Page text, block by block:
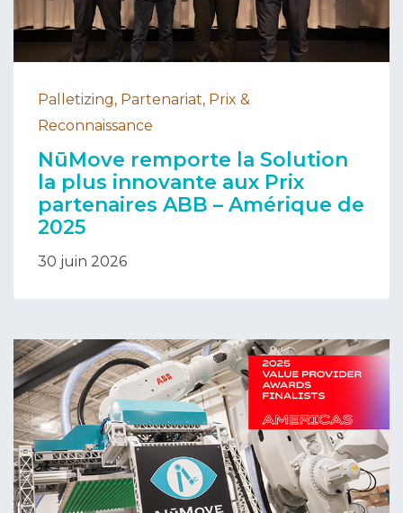
Palletizing, Partenariat, Prix &
Reconnaissance
NūMove remporte la Solution
la plus innovante aux Prix
partenaires ABB – Amérique de
2025
30 juin 2026